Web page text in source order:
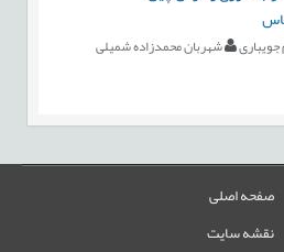
شهربان محمدزاده شمیلی
صفحه اصلی
نقشه سایت